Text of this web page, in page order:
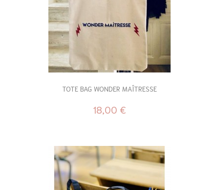
TOTE BAG WONDER MAÎTRESSE
18,00 €